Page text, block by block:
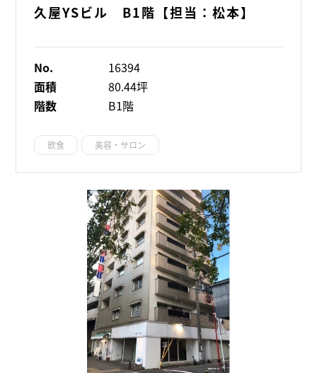
久屋YSビル B1階【担当：松本】
No.
16394
面積
80.44坪
階数
B1階
飲食 美容・サロン